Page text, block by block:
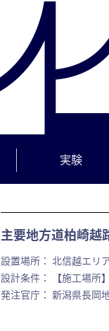
実験
主要地方道柏崎越
設置場所： 北信越エリ
設計条件： 【施工場所
発注官庁： 新潟県長岡